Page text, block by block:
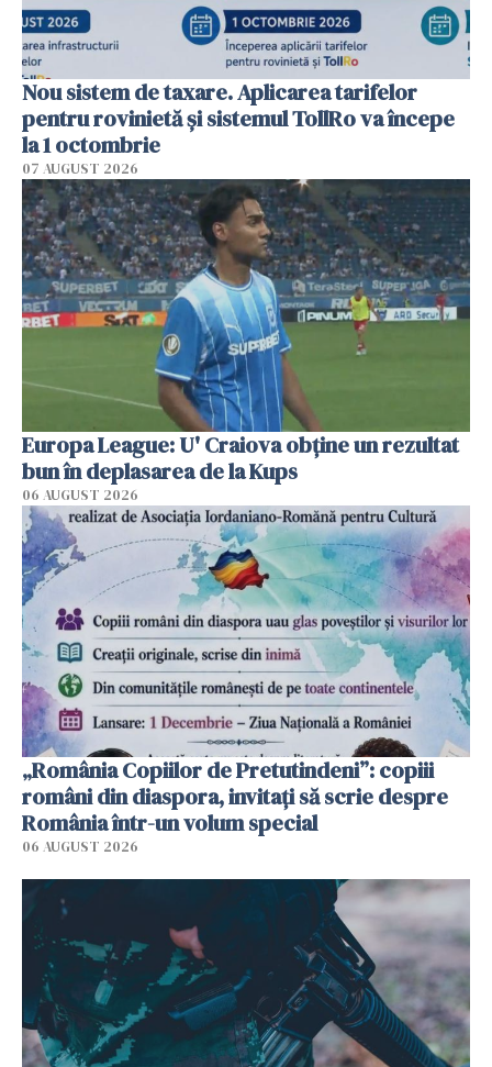
Nou sistem de taxare. Aplicarea tarifelor
pentru rovinietă şi sistemul TollRo va începe
la 1 octombrie
07 AUGUST 2026
Europa League: U' Craiova obține un rezultat
bun în deplasarea de la Kups
06 AUGUST 2026
„România Copiilor de Pretutindeni”: copiii
români din diaspora, invitați să scrie despre
România într-un volum special
06 AUGUST 2026